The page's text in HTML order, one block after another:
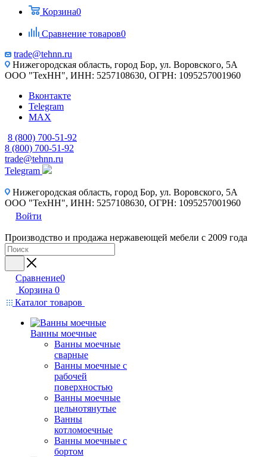
Корзина0
Сравнение товаров0
trade@tehnn.ru
Нижегородская область, город Бор, ул. Воровского, 5А
ООО "ТехНН", ИНН: 5257108630, ОГРН: 1095257001960
Вконтакте
Telegram
MAX
8 (800) 700-51-92
8 (800) 700-51-92
trade@tehnn.ru
Telegram
Нижегородская область, город Бор, ул. Воровского, 5А
ООО "ТехНН", ИНН: 5257108630, ОГРН: 1095257001960
Войти
Производство и продажа нержавеющей мебели с 2009 года
Сравнение0
Корзина 0
Каталог товаров
Ванны моечные
Ванны моечные
сварные
Ванны моечные с
рабочей
поверхностью
Ванны моечные
цельнотянутые
Ванны
котломоечные
Ванны моечные с
бортом